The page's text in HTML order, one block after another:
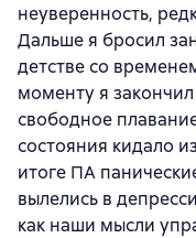
неуверенность,
Дальше я бросил
детстве со
моменту я
свободное
состояния кидало
итоге ПА
вылелись в
как наши мысли